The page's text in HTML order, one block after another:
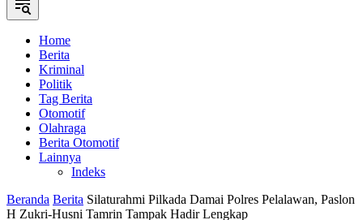
Home
Berita
Kriminal
Politik
Tag Berita
Otomotif
Olahraga
Berita Otomotif
Lainnya
Indeks
Beranda Berita Silaturahmi Pilkada Damai Polres Pelalawan, Paslon
H Zukri-Husni Tamrin Tampak Hadir Lengkap